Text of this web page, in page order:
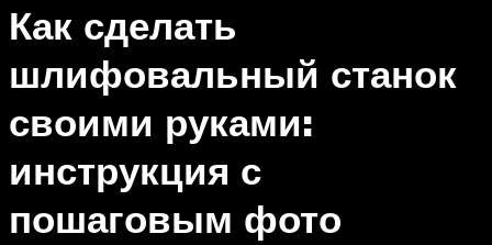
Как сделать
шлифовальный станок
своими руками:
инструкция с
пошаговым фото